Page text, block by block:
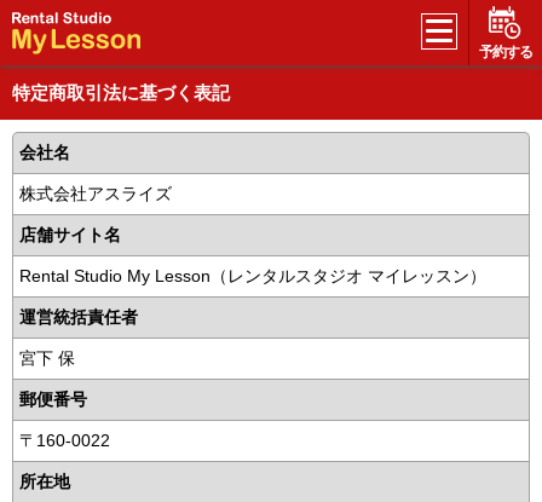
予約する
特定商取引法に基づく表記
会社名
株式会社アスライズ
店舗サイト名
Rental Studio My Lesson（レンタルスタジオ マイレッスン）
運営統括責任者
宮下 保
郵便番号
〒160-0022
所在地